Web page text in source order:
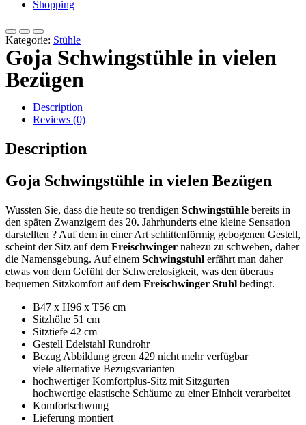
Shopping
Kategorie: Stühle
Goja Schwingstühle in vielen
Bezügen
Description
Reviews (0)
Description
Goja Schwingstühle in vielen Bezügen
Wussten Sie, dass die heute so trendigen Schwingstühle bereits in
den späten Zwanzigern des 20. Jahrhunderts eine kleine Sensation
darstellten ? Auf dem in einer Art schlittenförmig gebogenen Gestell,
scheint der Sitz auf dem Freischwinger nahezu zu schweben, daher
die Namensgebung. Auf einem Schwingstuhl erfährt man daher
etwas von dem Gefühl der Schwerelosigkeit, was den überaus
bequemen Sitzkomfort auf dem Freischwinger Stuhl bedingt.
B47 x H96 x T56 cm
Sitzhöhe 51 cm
Sitztiefe 42 cm
Gestell Edelstahl Rundrohr
Bezug Abbildung green 429 nicht mehr verfügbar
viele alternative Bezugsvarianten
hochwertiger Komfortplus-Sitz mit Sitzgurten
hochwertige elastische Schäume zu einer Einheit verarbeitet
Komfortschwung
Lieferung montiert